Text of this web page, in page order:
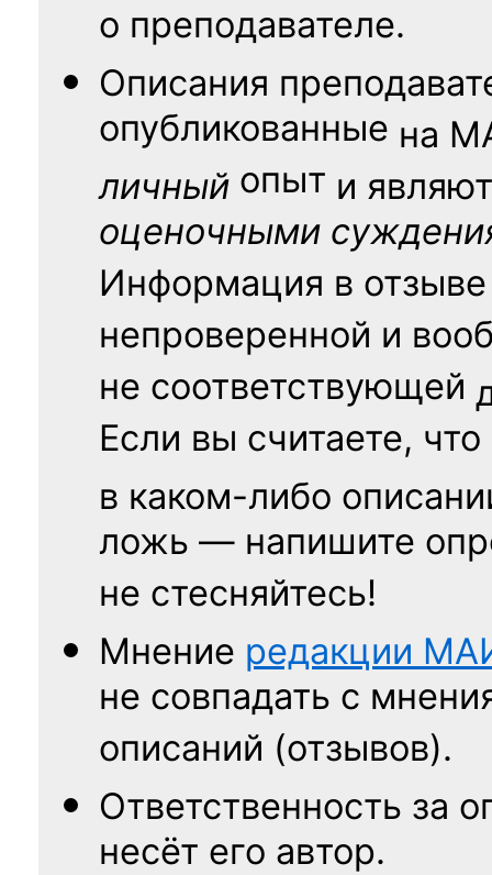
о преподавателе.
Описания
опубликованные на
личный опыт и
оценочными
Информация в
непроверенной и
не соответствующей
Если вы считаете, что
в каком-либо
ложь — напишите
не стесняйтесь!
Мнение редакции
не совпадать с
описаний (отзывов).
Ответственность за
несёт его автор.